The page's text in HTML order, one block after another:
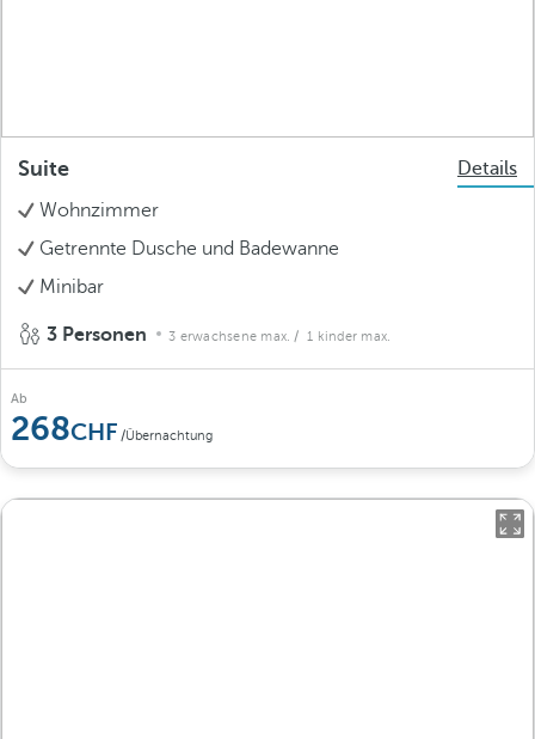
Suite
Details
Wohnzimmer
Getrennte Dusche und Badewanne
Minibar
3 Personen 3 erwachsene max. / 1 kinder max.
Ab
268 /Übernachtung